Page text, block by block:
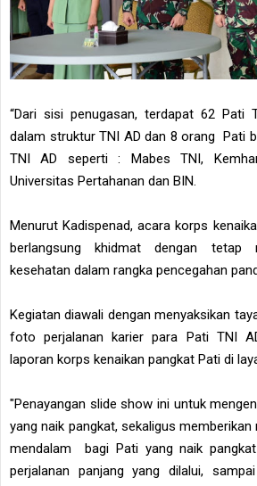
“Dari sisi penugasan, terdapat 62 Pati
dalam struktur TNI AD dan 8 orang Pati
TNI AD seperti : Mabes TNI,
Universitas Pertahanan dan BIN.
Menurut Kadispenad, acara korps
berlangsung khidmat dengan tetap
kesehatan dalam rangka pencegahan
Kegiatan diawali dengan menyaksikan
foto perjalanan karier para Pati TNI
laporan korps kenaikan pangkat Pati di
"Penayangan slide show ini untuk
yang naik pangkat, sekaligus
mendalam bagi Pati yang naik
perjalanan panjang yang dilalui,